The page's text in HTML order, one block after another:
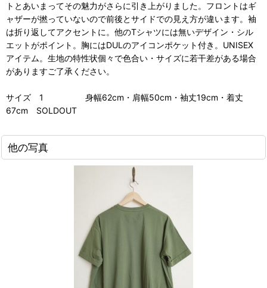
トとあいまってその魅力がさらに引き上がりました。フロントはギ
ャザーが撚っていないので前後とサイドでの見え方が違います。袖
は折り返してアクセントに。他のTシャツには無いデザイン・シル
エットがポイント。胸にはDULのアイコンポケット付き。UNISEX
アイテム。生地の特性状個々で色合い・サイズに若干差がある場合
がありますご了承ください。
サイズ 1 身幅62cm・肩幅50cm・袖丈19cm・着丈
67cm SOLDOUT
他の写真